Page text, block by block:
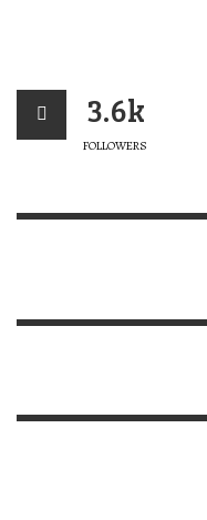
3.6k
FOLLOWERS